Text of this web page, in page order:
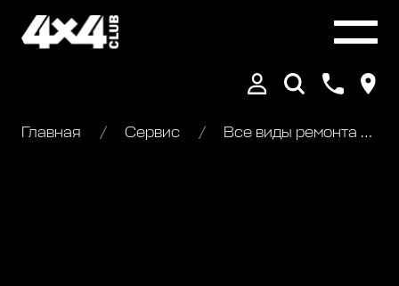
Главная Сервис Все виды ремонта Ford Excursion